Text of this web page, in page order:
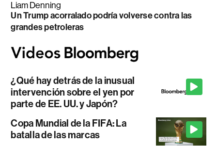
Liam Denning
Un Trump acorralado podría volverse contra las
grandes petroleras
¿Qué hay detrás de la inusual
intervención sobre el yen por
parte de EE. UU. y Japón?
Copa Mundial de la FIFA: La
batalla de las marcas